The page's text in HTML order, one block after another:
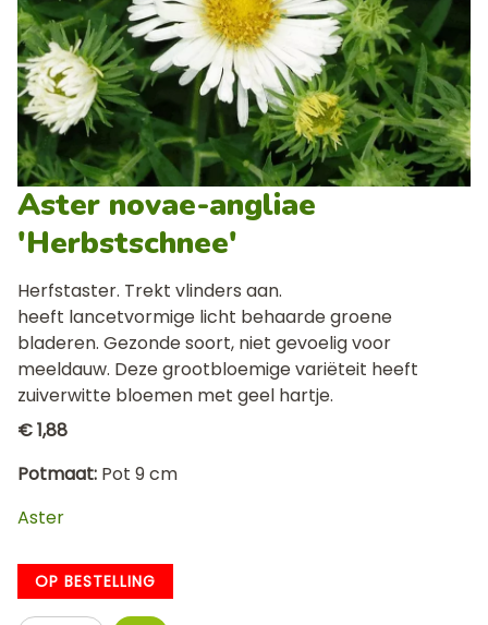
Aster novae-angliae
'Herbstschnee'
Herfstaster. Trekt vlinders aan.
heeft lancetvormige licht behaarde groene
bladeren. Gezonde soort, niet gevoelig voor
meeldauw. Deze grootbloemige variëteit heeft
zuiverwitte bloemen met geel hartje.
€ 1,88
Potmaat Pot 9 cm
Aster
OP BESTELLING